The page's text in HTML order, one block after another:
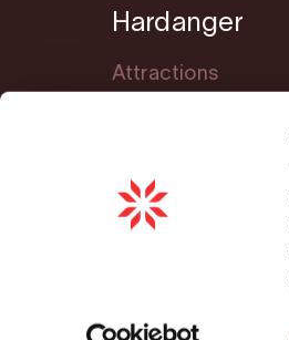
Hardanger
Attractions
Meet Hardanger
Planning